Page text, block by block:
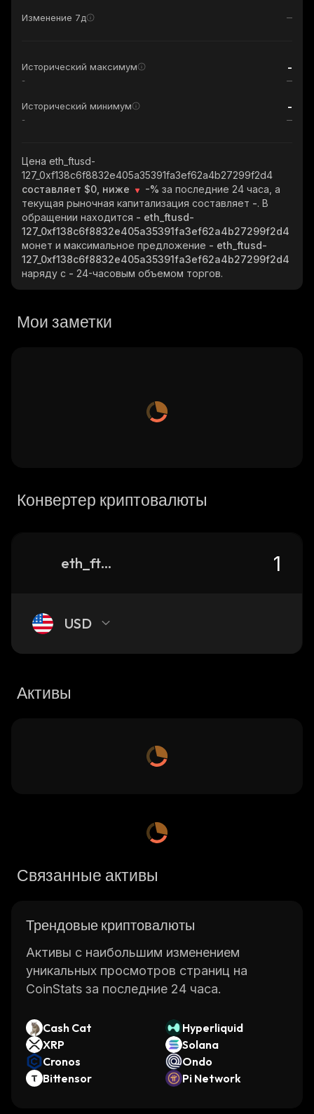
Изменение 7д
Исторический максимум -
-
Исторический минимум -
-
Цена eth_ftusd-
127_0xf138c6f8832e405a35391fa3ef62a4b27299f2d4
составляет $0, ниже
-% за последние 24 часа, а
текущая рыночная капитализация составляет -. В
обращении находится - eth_ftusd-
127_0xf138c6f8832e405a35391fa3ef62a4b27299f2d4
монет и максимальное предложение - eth_ftusd-
127_0xf138c6f8832e405a35391fa3ef62a4b27299f2d4
наряду с - 24-часовым объемом торгов.
Мои заметки
Конвертер криптовалюты
eth_ftusd-127_0xf138c6f8832e405a35391fa3ef62a4b27299f2d4
USD
Активы
Связанные активы
Трендовые криптовалюты
Активы с наибольшим изменением
уникальных просмотров страниц на
CoinStats за последние 24 часа.
Cash Cat
Hyperliquid
XRP
Solana
Cronos
Ondo
Bittensor
Pi Network